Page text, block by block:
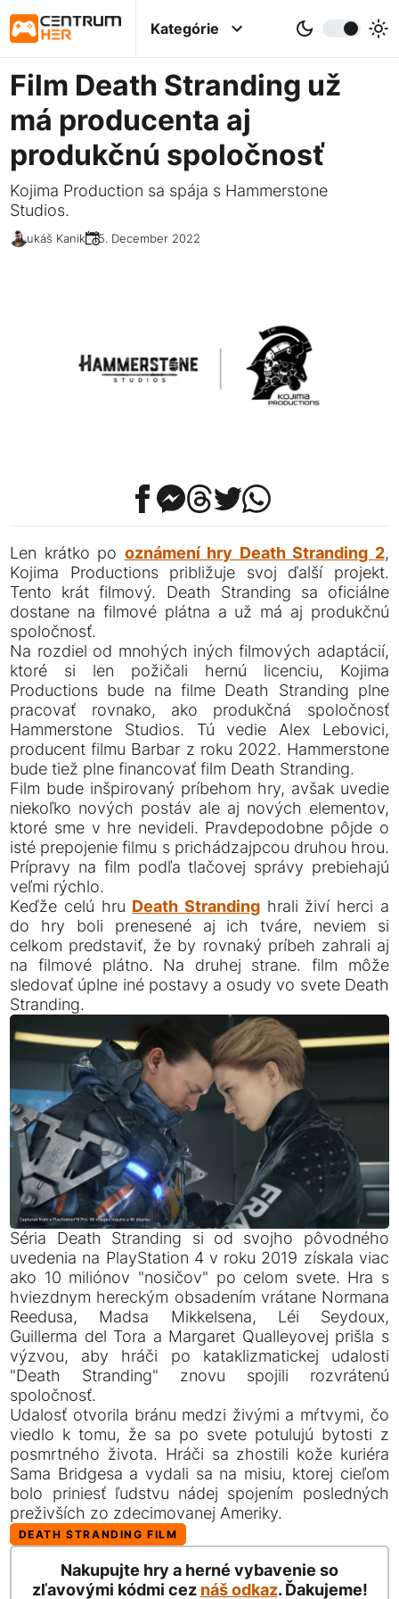
Kategórie
Film Death Stranding už
má producenta aj
produkčnú spoločnosť
Kojima Production sa spája s Hammerstone
Studios.
Lukáš Kanik 15. December 2022
Len krátko po oznámení hry Death Stranding 2,
Kojima Productions približuje svoj ďalší projekt.
Tento krát filmový. Death Stranding sa oficiálne
dostane na filmové plátna a už má aj produkčnú
spoločnosť.
Na rozdiel od mnohých iných filmových adaptácií,
ktoré si len požičali hernú licenciu, Kojima
Productions bude na filme Death Stranding plne
pracovať rovnako, ako produkčná spoločnosť
Hammerstone Studios. Tú vedie Alex Lebovici,
producent filmu Barbar z roku 2022. Hammerstone
bude tiež plne financovať film Death Stranding.
Film bude inšpirovaný príbehom hry, avšak uvedie
niekoľko nových postáv ale aj nových elementov,
ktoré sme v hre nevideli. Pravdepodobne pôjde o
isté prepojenie filmu s prichádzajpcou druhou hrou.
Prípravy na film podľa tlačovej správy prebiehajú
veľmi rýchlo.
Keďže celú hru Death Stranding hrali živí herci a
do hry boli prenesené aj ich tváre, neviem si
celkom predstaviť, že by rovnaký príbeh zahrali aj
na filmové plátno. Na druhej strane. film môže
sledovať úplne iné postavy a osudy vo svete Death
Stranding.
Séria Death Stranding si od svojho pôvodného
uvedenia na PlayStation 4 v roku 2019 získala viac
ako 10 miliónov "nosičov" po celom svete. Hra s
hviezdnym hereckým obsadením vrátane Normana
Reedusa, Madsa Mikkelsena, Léi Seydoux,
Guillerma del Tora a Margaret Qualleyovej prišla s
výzvou, aby hráči po kataklizmatickej udalosti
"Death Stranding" znovu spojili rozvrátenú
spoločnosť.
Udalosť otvorila bránu medzi živými a mŕtvymi, čo
viedlo k tomu, že sa po svete potulujú bytosti z
posmrtného života. Hráči sa zhostili kože kuriéra
Sama Bridgesa a vydali sa na misiu, ktorej cieľom
bolo priniesť ľudstvu nádej spojením posledných
preživších zo zdecimovanej Ameriky.
DEATH STRANDING FILM
Nakupujte hry a herné vybavenie so
zľavovými kódmi cez náš odkaz. Ďakujeme!